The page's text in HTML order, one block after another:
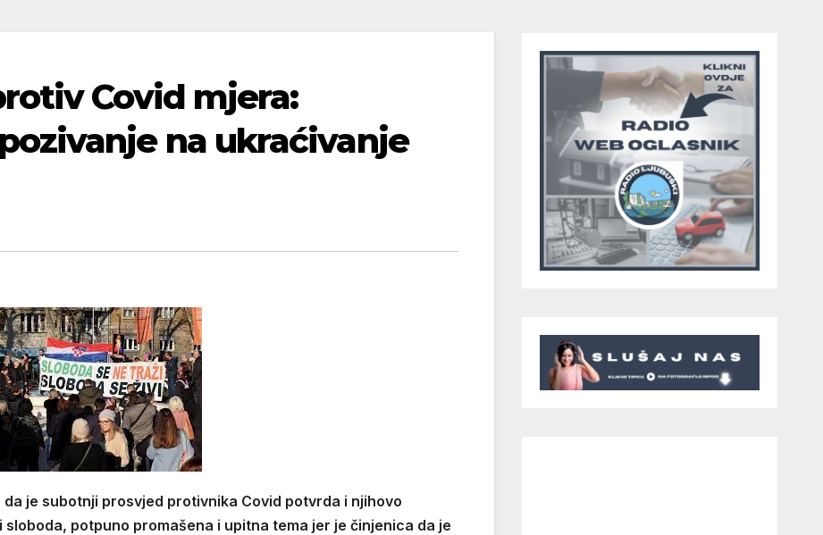
Covid mjera:
na ukraćivanje
je subotnji prosvjed protivnika Covid potvrda i njihovo
potpuno promašena i upitna tema jer je činjenica da je